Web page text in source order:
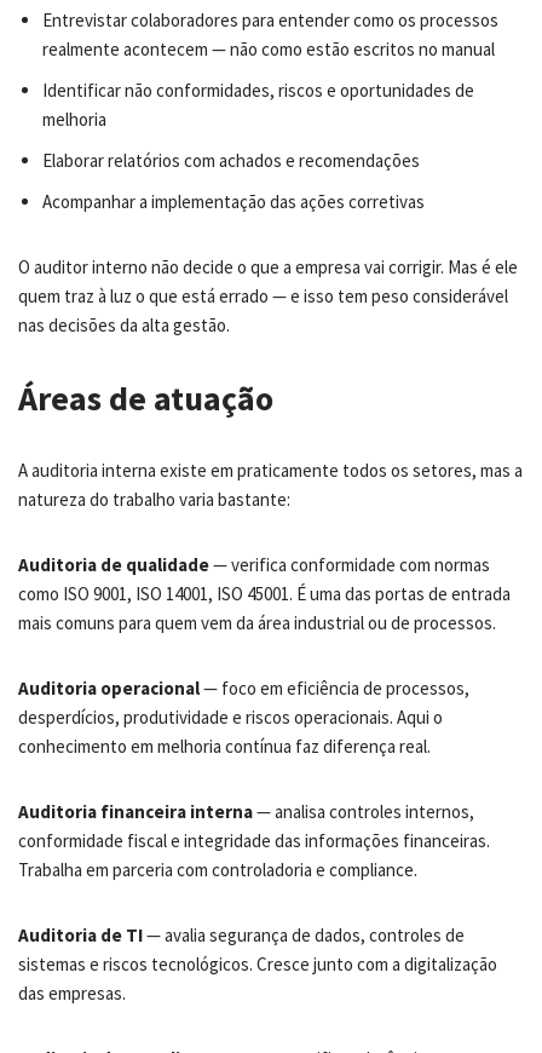
Entrevistar colaboradores para entender como os processos
realmente acontecem — não como estão escritos no manual
Identificar não conformidades, riscos e oportunidades de
melhoria
Elaborar relatórios com achados e recomendações
Acompanhar a implementação das ações corretivas
O auditor interno não decide o que a empresa vai corrigir. Mas é ele
quem traz à luz o que está errado — e isso tem peso considerável
nas decisões da alta gestão.
Áreas de atuação
A auditoria interna existe em praticamente todos os setores, mas a
natureza do trabalho varia bastante:
Auditoria de qualidade— verifica conformidade com normas
como ISO 9001, ISO 14001, ISO 45001. É uma das portas de entrada
mais comuns para quem vem da área industrial ou de processos.
Auditoria operacional— foco em eficiência de processos,
desperdícios, produtividade e riscos operacionais. Aqui o
conhecimento em melhoria contínua faz diferença real.
Auditoria financeira interna— analisa controles internos,
conformidade fiscal e integridade das informações financeiras.
Trabalha em parceria com controladoria e compliance.
Auditoria de TI— avalia segurança de dados, controles de
sistemas e riscos tecnológicos. Cresce junto com a digitalização
das empresas.